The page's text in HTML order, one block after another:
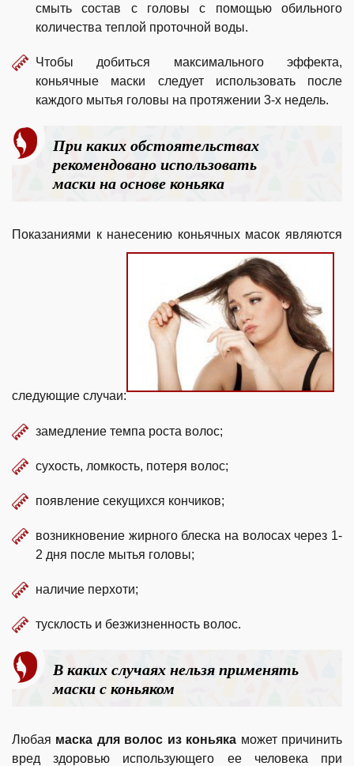
смыть состав с головы с помощью обильного
количества теплой проточной воды.
Чтобы добиться максимального эффекта,
коньячные маски следует использовать после
каждого мытья головы на протяжении 3-х недель.
При каких обстоятельствах
рекомендовано использовать
маски на основе коньяка
Показаниями к нанесению коньячных масок являются
следующие случаи:
замедление темпа роста волос;
сухость, ломкость, потеря волос;
появление секущихся кончиков;
возникновение жирного блеска на волосах через 1-
2 дня после мытья головы;
наличие перхоти;
тусклость и безжизненность волос.
В каких случаях нельзя применять
маски с коньяком
Любая маска для волос из коньяка может причинить
вред здоровью использующего ее человека при